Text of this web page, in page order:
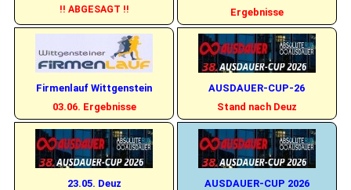
!! ABGESAGT !!
Ergebnisse
Firmenlauf Wittgenstein
03.06. Ergebnisse
AUSDAUER-CUP-26
Stand nach Deuz
23.05. Deuz
AUSDAUER-CUP 2026